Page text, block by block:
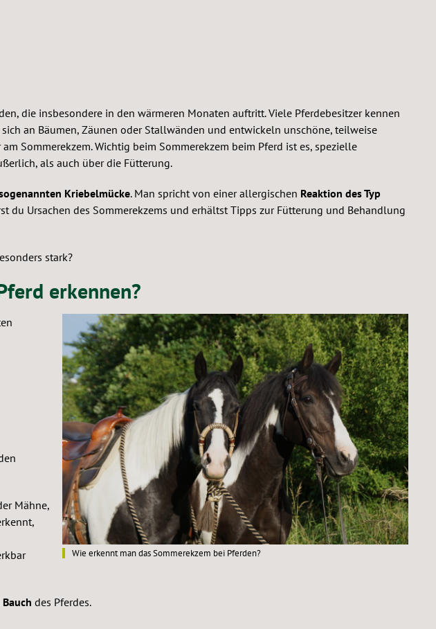
die insbesondere in den wärmeren Monaten auftritt. Viele Pferdebesitzer kennen
sich an Bäumen, Zäunen oder Stallwänden und entwickeln unschöne, teilweise
Sommerekzem. Wichtig beim Sommerekzem beim Pferd ist es, spezielle
als auch über die Fütterung.
Kriebelmücke. Man spricht von einer allergischen Reaktion des Typ
Ursachen des Sommerekzems und erhältst Tipps zur Fütterung und Behandlung
stark?
erkennen?
Wie erkennt man das Sommerekzem bei Pferden?
Mähne,
des Pferdes.